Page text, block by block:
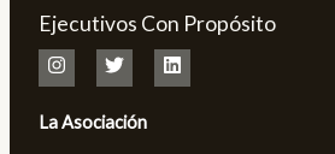
Ejecutivos Con Propósito
La Asociación